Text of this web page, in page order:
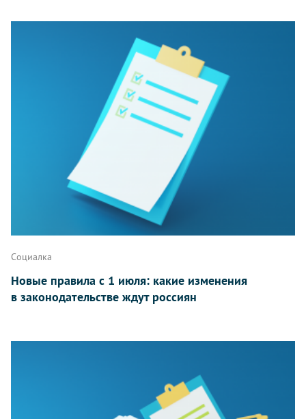
Социалка
Новые правила с 1 июля: какие изменения
в законодательстве ждут россиян